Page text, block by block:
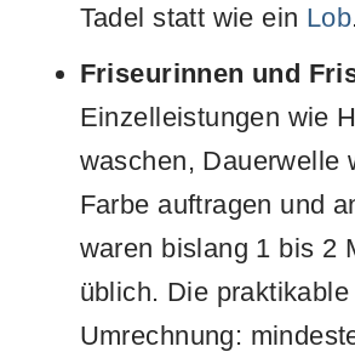
Tadel statt wie ein Lob
Friseurinnen und
Einzelleistungen wie
waschen, Dauerwelle
Farbe auftragen und
waren bislang 1 bis 2
üblich. Die praktikable
Umrechnung: